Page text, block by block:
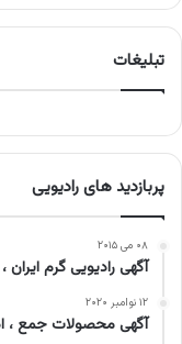
تبلیغات
پربازدید های رادیویی
۰۸ می ۲۰۱۵
آگهی رادیویی گرم
۱۲ نوامبر ۲۰۲۰
آگهی محصولات جمع ،